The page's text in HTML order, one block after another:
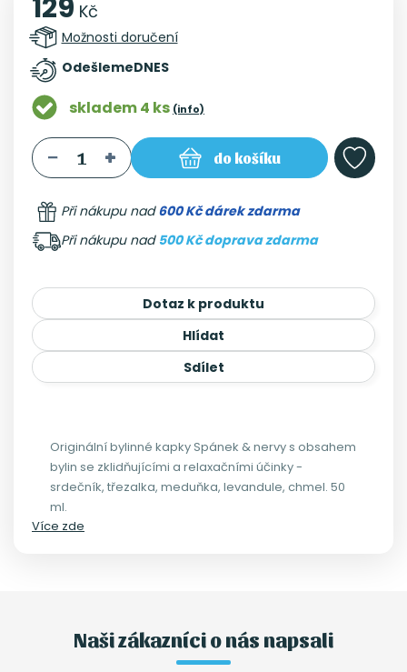
129 Kč
Možnosti doručení
OdešlemeDNES
skladem 4 ks (info)
do košíku
Při nákupu nad600 Kč dárek zdarma
Při nákupu nad 500 Kč doprava zdarma
Dotaz k produktu
Hlídat
Sdílet
Originální bylinné kapky Spánek & nervy s obsahem
bylin se zklidňujícími a relaxačními účinky -
srdečník, třezalka, meduňka, levandule, chmel. 50
ml.
Více zde
Naši zákazníci o nás napsali